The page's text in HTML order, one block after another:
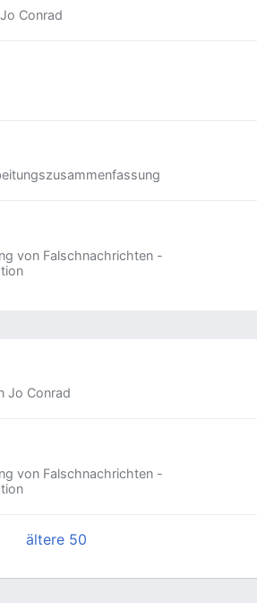
Conrad
von Falschnachrichten -
Jo Conrad
von Falschnachrichten -
ältere 50